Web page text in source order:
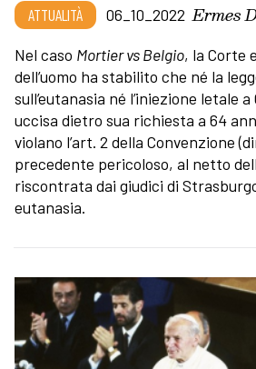
ATTUALITÀ 06_10_2022 Ermes
Nel caso Mortier vs Belgio, la Corte
dell’uomo ha stabilito che né la
sull’eutanasia né l’iniezione letale
uccisa dietro sua richiesta a 64
violano l’art. 2 della Convenzione
precedente pericoloso, al netto
riscontrata dai giudici di
eutanasia.